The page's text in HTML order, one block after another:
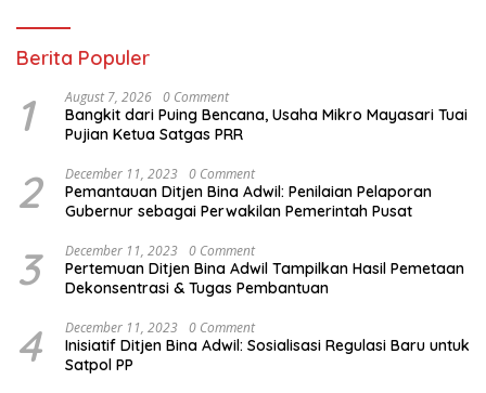
Berita Populer
1 August 7, 2026 0 Comment
Bangkit dari Puing Bencana, Usaha Mikro Mayasari Tuai
Pujian Ketua Satgas PRR
2 December 11, 2023 0 Comment
Pemantauan Ditjen Bina Adwil: Penilaian Pelaporan
Gubernur sebagai Perwakilan Pemerintah Pusat
3 December 11, 2023 0 Comment
Pertemuan Ditjen Bina Adwil Tampilkan Hasil Pemetaan
Dekonsentrasi & Tugas Pembantuan
4 December 11, 2023 0 Comment
Inisiatif Ditjen Bina Adwil: Sosialisasi Regulasi Baru untuk
Satpol PP